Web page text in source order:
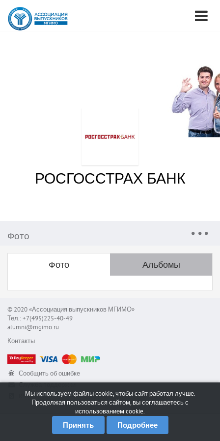
РОСГОССТРАХ БАНК
Фото
Фото Альбомы
© 2020 «Ассоциация выпускников МГИМО»
Тел.: +7(495)225-40-49
alumni@mgimo.ru
Контакты
Сообщить об ошибке
Служба поддержки
RSSМы используем файлы cookie, чтобы сайт работал лучше.
Продолжая пользоваться сайтом, вы соглашаетесь с
использованием cookie.
Принять Подробнее